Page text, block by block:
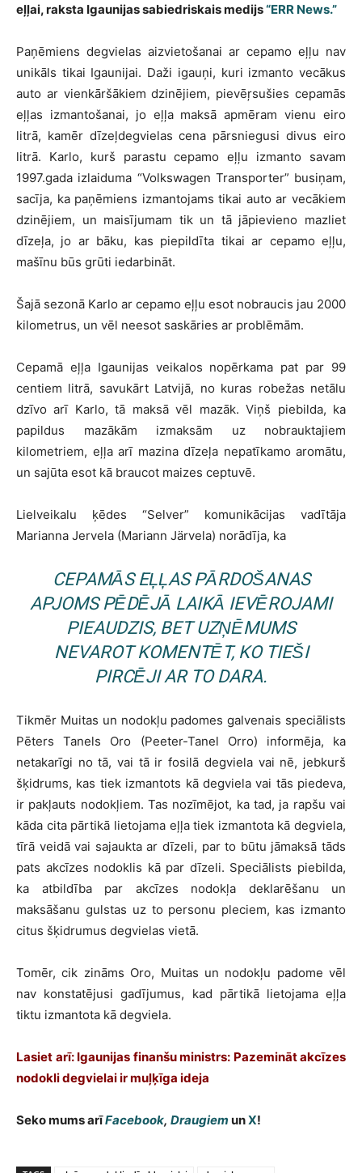
eļļai, raksta Igaunijas sabiedriskais medijs“ERR News.”
Paņēmiens degvielas aizvietošanai ar cepamo eļļu nav
unikāls tikai Igaunijai. Daži igauņi, kuri izmanto vecākus
auto ar vienkāršākiem dzinējiem, pievēŗsušies cepamās
eļļas izmantošanai, jo eļļa maksā apmēram vienu eiro
litrā, kamēr dīzeļdegvielas cena pārsniegusi divus eiro
litrā. Karlo, kurš parastu cepamo eļļu izmanto savam
1997.gada izlaiduma “Volkswagen Transporter” busiņam,
sacīja, ka paņēmiens izmantojams tikai auto ar vecākiem
dzinējiem, un maisījumam tik un tā jāpievieno mazliet
dīzeļa, jo ar bāku, kas piepildīta tikai ar cepamo eļļu,
mašīnu būs grūti iedarbināt.
Šajā sezonā Karlo ar cepamo eļļu esot nobraucis jau 2000
kilometrus, un vēl neesot saskāries ar problēmām.
Cepamā eļļa Igaunijas veikalos nopērkama pat par 99
centiem litrā, savukārt Latvijā, no kuras robežas netālu
dzīvo arī Karlo, tā maksā vēl mazāk. Viņš piebilda, ka
papildus mazākām izmaksām uz nobrauktajiem
kilometriem, eļļa arī mazina dīzeļa nepatīkamo aromātu,
un sajūta esot kā braucot maizes ceptuvē.
Lielveikalu ķēdes “Selver” komunikācijas vadītāja
Marianna Jervela (Mariann Järvela) norādīja, ka
CEPAMĀS EĻĻAS PĀRDOŠANAS
APJOMS PĒDĒJĀ LAIKĀ IEVĒROJAMI
PIEAUDZIS, BET UZŅĒMUMS
NEVAROT KOMENTĒT, KO TIEŠI
PIRCĒJI AR TO DARA.
Tikmēr Muitas un nodokļu padomes galvenais speciālists
Pēters Tanels Oro (Peeter-Tanel Orro) informēja, ka
netakarīgi no tā, vai tā ir fosilā degviela vai nē, jebkurš
šķidrums, kas tiek izmantots kā degviela vai tās piedeva,
ir pakļauts nodokļiem. Tas nozīmējot, ka tad, ja rapšu vai
kāda cita pārtikā lietojama eļļa tiek izmantota kā degviela,
tīrā veidā vai sajaukta ar dīzeli, par to būtu jāmaksā tāds
pats akcīzes nodoklis kā par dīzeli. Speciālists piebilda,
ka atbildība par akcīzes nodokļa deklarēšanu un
maksāšanu gulstas uz to personu pleciem, kas izmanto
citus šķidrumus degvielas vietā.
Tomēr, cik zināms Oro, Muitas un nodokļu padome vēl
nav konstatējusi gadījumus, kad pārtikā lietojama eļļa
tiktu izmantota kā degviela.
Lasiet arī: Igaunijas finanšu ministrs: Pazemināt akcīzes
nodokli degvielai ir muļķīga ideja
Seko mums arīFacebook, Draugiem unX!